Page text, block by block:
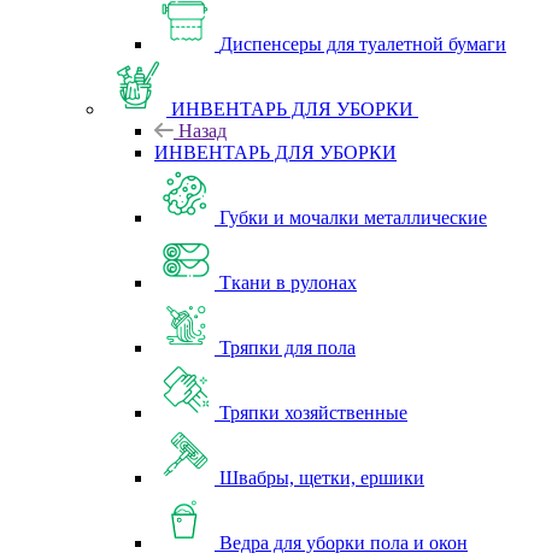
Диспенсеры для туалетной бумаги
ИНВЕНТАРЬ ДЛЯ УБОРКИ
Назад
ИНВЕНТАРЬ ДЛЯ УБОРКИ
Губки и мочалки металлические
Ткани в рулонах
Тряпки для пола
Тряпки хозяйственные
Швабры, щетки, ершики
Ведра для уборки пола и окон